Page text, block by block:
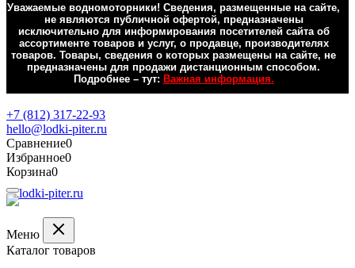
Уважаемые водномоторники! Сведения, размещенные на сайте,
не являются публичной офертой, предназначены
исключительно для информирования посетителей сайта об
ассортименте товаров и услуг, о продавце, производителях
товаров. Товары, сведения о которых размещены на сайте, не
предназначены для продажи дистанционным способом.
Подробнее – тут: Важная информация.
+7 (812) 317-22-93
hello@lodki-piter.ru
Сравнение0
Избранное0
Корзина0
Меню
Каталог товаров